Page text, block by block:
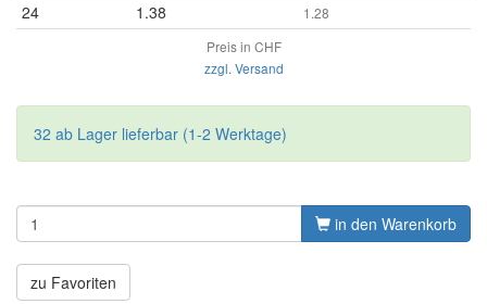
24 1.38
1.28
Preis in CHF
zzgl. Versand
32 ab Lager lieferbar (1-2 Werktage)
in den Warenkorb
zu Favoriten